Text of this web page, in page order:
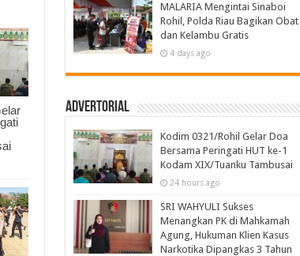
MALARIA Mengintai Sinaboi
Rohil, Polda Riau Bagikan Obat
dan Kelambu Gratis
4 days ago
Advertorial
Kodim 0321/Rohil Gelar Doa
Bersama Peringati HUT ke-1
Kodam XIX/Tuanku Tambusai
24 hours ago
SRI WAHYULI Sukses
Menangkan PK di Mahkamah
Agung, Hukuman Klien Kasus
Narkotika Dipangkas 3 Tahun